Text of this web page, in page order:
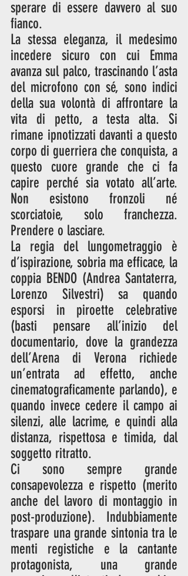
sperare di essere davvero al suo
fianco.
La stessa eleganza, il medesimo
incedere sicuro con cui Emma
avanza sul palco, trascinando l’asta
del microfono con sé, sono indici
della sua volontà di affrontare la
vita di petto, a testa alta. Si
rimane ipnotizzati davanti a questo
corpo di guerriera che conquista, a
questo cuore grande che ci fa
capire perché sia votato all’arte.
Non esistono fronzoli né
scorciatoie, solo franchezza.
Prendere o lasciare.
La regia del lungometraggio è
d’ispirazione, sobria ma efficace, la
coppia BENDO (Andrea Santaterra,
Lorenzo Silvestri) sa quando
esporsi in piroette celebrative
(basti pensare all’inizio del
documentario, dove la grandezza
dell’Arena di Verona richiede
un’entrata ad effetto, anche
cinematograficamente parlando), e
quando invece cedere il campo ai
silenzi, alle lacrime, e quindi alla
distanza, rispettosa e timida, dal
soggetto ritratto.
Ci sono sempre grande
consapevolezza e rispetto (merito
anche del lavoro di montaggio in
post-produzione). Indubbiamente
traspare una grande sintonia tra le
menti registiche e la cantante
protagonista, una grande